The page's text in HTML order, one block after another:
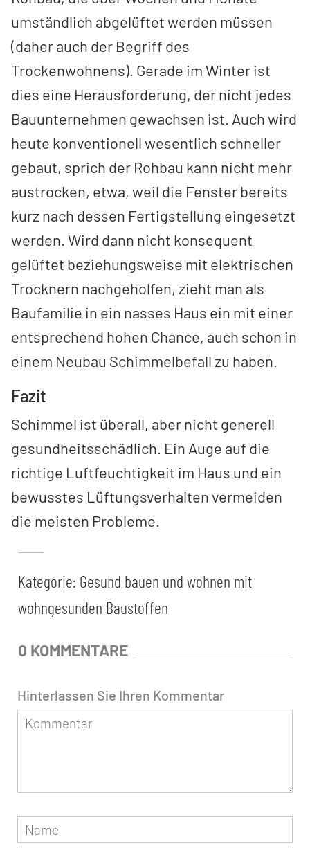
umständlich abgelüftet werden müssen
(daher auch der Begriff des
Trockenwohnens). Gerade im Winter ist
dies eine Herausforderung, der nicht jedes
Bauunternehmen gewachsen ist. Auch wird
heute konventionell wesentlich schneller
gebaut, sprich der Rohbau kann nicht mehr
austrocken, etwa, weil die Fenster bereits
kurz nach dessen Fertigstellung eingesetzt
werden. Wird dann nicht konsequent
gelüftet beziehungsweise mit elektrischen
Trocknern nachgeholfen, zieht man als
Baufamilie in ein nasses Haus ein mit einer
entsprechend hohen Chance, auch schon in
einem Neubau Schimmelbefall zu haben.
Fazit
Schimmel ist überall, aber nicht generell
gesundheitsschädlich. Ein Auge auf die
richtige Luftfeuchtigkeit im Haus und ein
bewusstes Lüftungsverhalten vermeiden
die meisten Probleme.
Kategorie: Gesund bauen und wohnen mit
wohngesunden Baustoffen
0 KOMMENTARE
Hinterlassen Sie Ihren Kommentar